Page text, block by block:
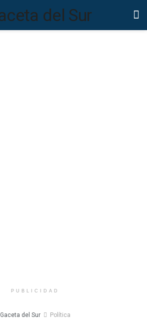
PUBLICIDAD
Gaceta del Sur Política